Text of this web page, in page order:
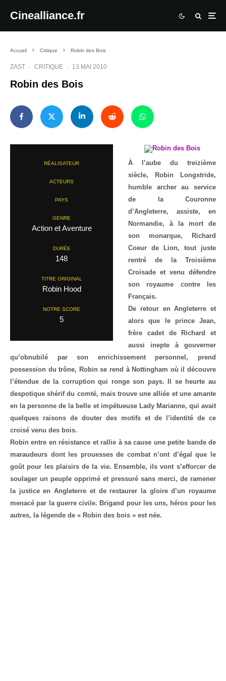
Cinealliance.fr
Accueil Critique Robin des Bois
ZAST · CRITIQUE · 13 MAI 2010
Robin des Bois
RÉALISATEUR
ACTEURS
PAYS
GENRE
Action et Aventure
DURÉE
148
TITRE ORIGINAL
Robin Hood
NOTRE SCORE
5
À l’aube du treizième
siècle, Robin Longstride,
humble archer au service
de la Couronne
d’Angleterre, assiste, en
Normandie, à la mort de
son monarque, Richard
Coeur de Lion, tout juste
rentré de la Troisième
Croisade et venu défendre
son royaume contre les
Français.
De retour en Angleterre et
alors que le prince Jean,
frère cadet de Richard et
aussi inepte à gouverner
qu’obnubilé par son enrichissement personnel, prend
possession du trône, Robin se rend à Nottingham où il découvre
l’étendue de la corruption qui ronge son pays. Il se heurte au
despotique shérif du comté, mais trouve une alliée et une amante
en la personne de la belle et impétueuse Lady Marianne, qui avait
quelques raisons de douter des motifs et de l’identité de ce
croisé venu des bois.
Robin entre en résistance et rallie à sa cause une petite bande de
maraudeurs dont les prouesses de combat n’ont d’égal que le
goût pour les plaisirs de la vie. Ensemble, ils vont s’efforcer de
soulager un peuple opprimé et pressuré sans merci, de ramener
la justice en Angleterre et de restaurer la gloire d’un royaume
menacé par la guerre civile. Brigand pour les uns, héros pour les
autres, la légende de « Robin des bois » est née.